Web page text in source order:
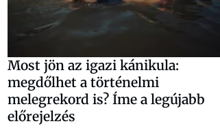
Most jön az igazi kánikula:
megdőlhet a történelmi
melegrekord is? Íme a legújabb
előrejelzés